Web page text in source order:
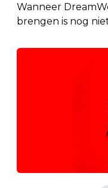
Wanneer
brengen is nog